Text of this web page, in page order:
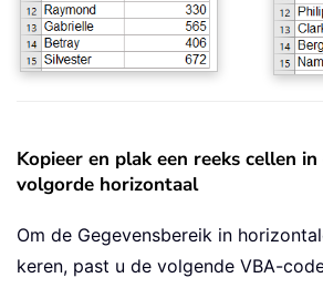
Kopieer en plak een reeks cellen
volgorde horizontaal
Om de Gegevensbereik in
keren, past u de volgende VBA-